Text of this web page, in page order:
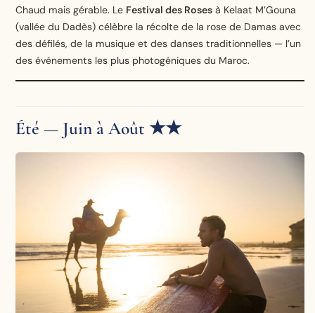
Chaud mais gérable. Le Festival des Roses à Kelaat M’Gouna
(vallée du Dadès) célèbre la récolte de la rose de Damas avec
des défilés, de la musique et des danses traditionnelles — l’un
des événements les plus photogéniques du Maroc.
Été — Juin à Août ★★